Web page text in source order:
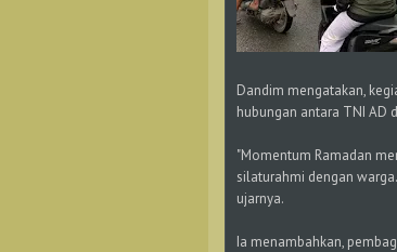
Dandim mengatakan,
hubungan antara TNI AD
"Momentum Ramadan
silaturahmi dengan
ujarnya.
Ia menambahkan,